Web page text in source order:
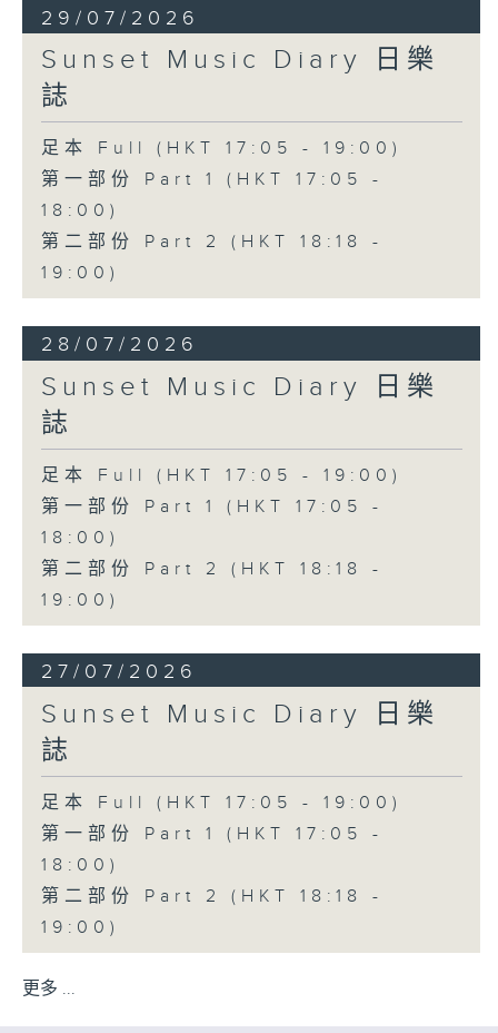
29/07/2026
Sunset Music Diary 日樂
誌
足本 Full (HKT 17:05 - 19:00)
第一部份 Part 1 (HKT 17:05 -
18:00)
第二部份 Part 2 (HKT 18:18 -
19:00)
28/07/2026
Sunset Music Diary 日樂
誌
足本 Full (HKT 17:05 - 19:00)
第一部份 Part 1 (HKT 17:05 -
18:00)
第二部份 Part 2 (HKT 18:18 -
19:00)
27/07/2026
Sunset Music Diary 日樂
誌
足本 Full (HKT 17:05 - 19:00)
第一部份 Part 1 (HKT 17:05 -
18:00)
第二部份 Part 2 (HKT 18:18 -
19:00)
更多 ...